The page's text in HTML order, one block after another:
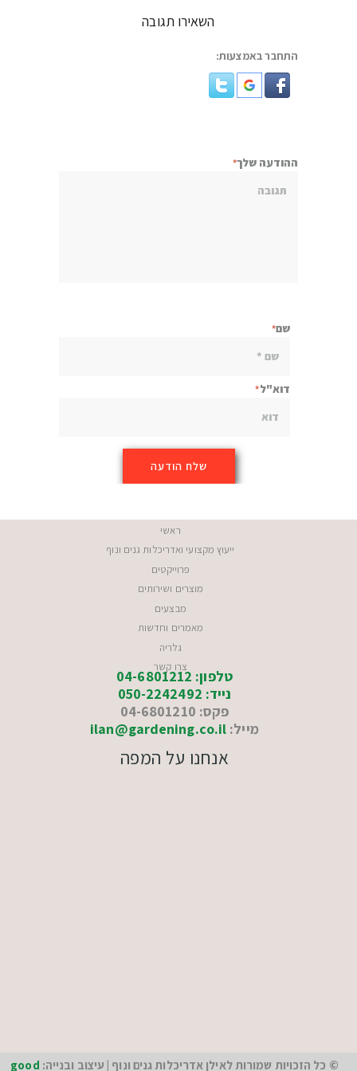
השאירו תגובה
התחבר באמצעות:
ההודעה שלך
שם
דוא"ל
ראשי
ייעוץ מקצועי ואדריכלות גנים ונוף
פרוייקטים
מוצרים ושירותים
מבצעים
מאמרים וחדשות
גלריה
צרו קשר
טלפון: 04-6801212
נייד: 050-2242492
פקס: 04-6801210
מייל: ilan@gardening.co.il
אנחנו על המפה
© כל הזכויות שמורות לאילן אדריכלות גנים ונוף | עיצוב ובנייה: good